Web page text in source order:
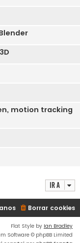
motion tracking
Ir a
Borrar cookies
Flat Style by Ian Bradley
Software © phpBB Limited